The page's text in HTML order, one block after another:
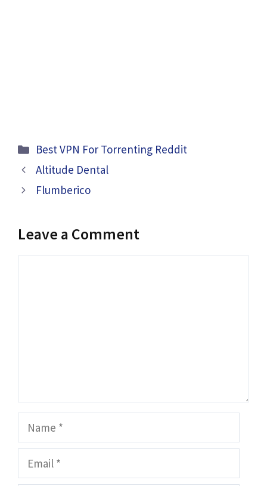
Categories
Best VPN For Torrenting Reddit
Altitude Dental
Flumberico
Leave a Comment
Name
Email